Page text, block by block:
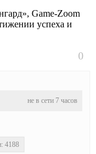
Game-Zoom
успеха и
0
не в сети 7 часов
4188